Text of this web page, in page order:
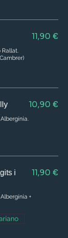
Rallat.
11,90 €
10,90 €
i
+
11,90 €